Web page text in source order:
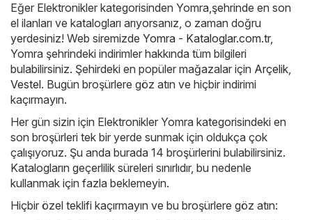
Eğer Elektronikler kategorisinden Yomra,şehrinde en son
el ilanları ve katalogları arıyorsanız, o zaman doğru
yerdesiniz! Web siremizde Yomra - Kataloglar.com.tr,
Yomra şehrindeki indirimler hakkında tüm bilgileri
bulabilirsiniz. Şehirdeki en popüler mağazalar için Arçelik,
Vestel. Bugün broşürlere göz atın ve hiçbir indirimi
kaçırmayın.
Her gün sizin için Elektronikler Yomra kategorisindeki en
son broşürleri tek bir yerde sunmak için oldukça çok
çalışıyoruz. Şu anda burada 14 broşürlerini bulabilirsiniz.
Katalogların geçerlilik süreleri sınırlıdır, bu nedenle
kullanmak için fazla beklemeyin.
Hiçbir özel teklifi kaçırmayın ve bu broşürlere göz atın: